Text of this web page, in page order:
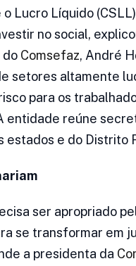
Lucro Líquido
no social,
do Comsefaz, André
setores altamente
para os
entidade reúne
estados e do Distrito
ser apropriado
se transformar em
a presidenta da